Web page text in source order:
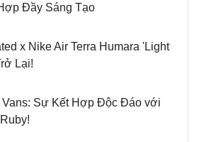
Đầy Sáng Tạo
x Nike Air Terra Humara 'Light
Lại!
Vans: Sự Kết Hợp Độc Đáo với